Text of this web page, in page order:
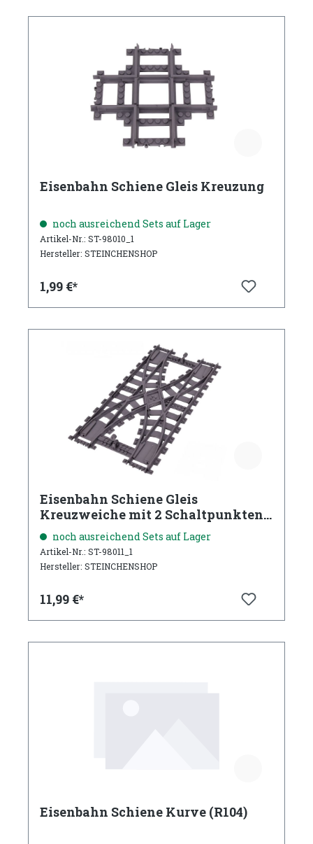
Eisenbahn Schiene Gleis Kreuzung
noch ausreichend Sets auf Lager
Artikel-Nr.: ST-98010_1
Hersteller: STEINCHENSHOP
1,99 €*
Eisenbahn Schiene Gleis
Kreuzweiche mit 2 Schaltpunkten
(2 Teile)
noch ausreichend Sets auf Lager
Artikel-Nr.: ST-98011_1
Hersteller: STEINCHENSHOP
11,99 €*
Eisenbahn Schiene Kurve (R104)